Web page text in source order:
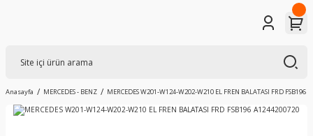
Anasayfa MERCEDES - BENZ MERCEDES W201-W124-W202-W210 EL FREN BALATASI FRD FSB196